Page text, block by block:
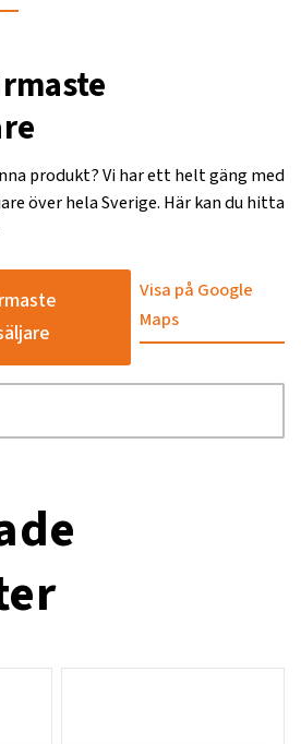
produkt? Vi har ett helt gäng med
över hela Sverige. Här kan du hitta
Visa på Google
Maps